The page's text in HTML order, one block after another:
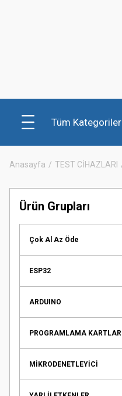
Tüm Kategoriler
Anasayfa TEST CİHAZLARI
Ürün Grupları
Çok Al Az Öde
ESP32
ARDUINO
PROGRAMLAMA KARTLARI
MİKRODENETLEYİCİ